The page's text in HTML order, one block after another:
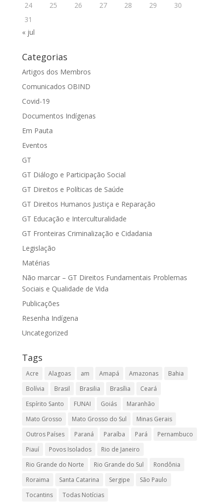
24
25 26 27 28 29
30
31
« jul
Categorias
Artigos dos Membros
Comunicados OBIND
Covid-19
Documentos Indígenas
Em Pauta
Eventos
GT
GT Diálogo e Participação Social
GT Direitos e Políticas de Saúde
GT Direitos Humanos Justiça e Reparação
GT Educação e Interculturalidade
GT Fronteiras Criminalização e Cidadania
Legislação
Matérias
Não marcar – GT Direitos Fundamentais Problemas
Sociais e Qualidade de Vida
Publicações
Resenha Indígena
Uncategorized
Tags
Acre Alagoas am Amapá Amazonas
Bahia
Bolívia
Brasil Brasilia Brasília
Ceará
Espírito Santo
FUNAI Goiás
Maranhão
Mato Grosso
Mato Grosso do Sul
Minas Gerais
Outros Países
Paraná Paraíba Pará
Pernambuco
Piauí
Povos Isolados
Rio de Janeiro
Rio Grande do Norte
Rio Grande do Sul
Rondônia
Roraima
Santa Catarina Sergipe
São Paulo
Tocantins
Todas Notícias